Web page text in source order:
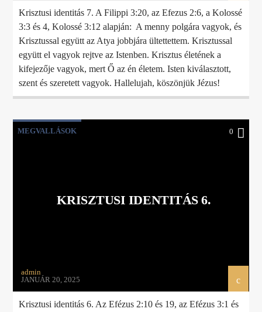
Krisztusi identitás 7. A Filippi 3:20, az Efezus 2:6, a Kolossé
3:3 és 4, Kolossé 3:12 alapján: A menny polgára vagyok, és
Krisztussal együtt az Atya jobbjára ültettettem. Krisztussal
együtt el vagyok rejtve az Istenben. Krisztus életének a
kifejezője vagyok, mert Ő az én életem. Isten kiválasztott,
szent és szeretett vagyok. Hallelujah, köszönjük Jézus!
MEGVALLÁSOK 0
KRISZTUSI IDENTITÁS 6.
admin
JANUÁR 20, 2025
Krisztusi identitás 6. Az Efézus 2:10 és 19, az Efézus 3:1 és